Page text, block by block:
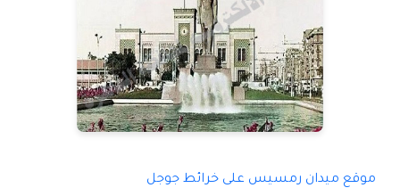
موقع ميدان رمسيس على خرائط جوجل